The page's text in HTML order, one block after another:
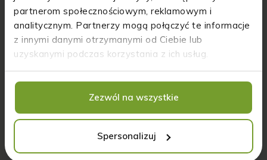
partnerom społecznościowym, reklamowym i
analitycznym. Partnerzy mogą połączyć te informacje
z innymi danymi otrzymanymi od Ciebie lub
uzyskanymi podczas korzystania z ich usług.
Zezwól na wszystkie
Spersonalizuj